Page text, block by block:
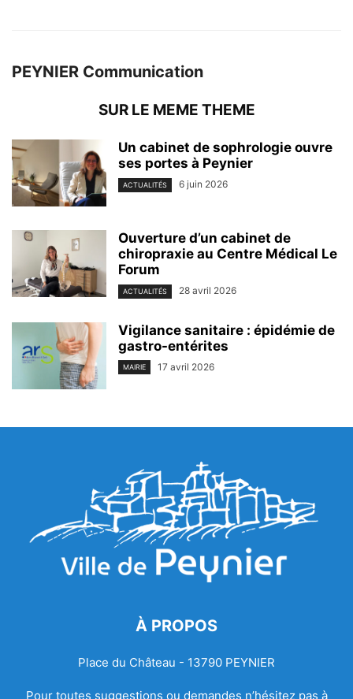
PEYNIER Communication
SUR LE MEME THEME
Un cabinet de sophrologie ouvre
ses portes à Peynier
ACTUALITÉS 6 juin 2026
Ouverture d’un cabinet de
chiropraxie au Centre Médical Le
Forum
ACTUALITÉS 28 avril 2026
Vigilance sanitaire : épidémie de
gastro-entérites
MAIRIE 17 avril 2026
À PROPOS
Place du Château - 13790 PEYNIER
Pour toutes suggestions ou demandes n’hésitez pas à